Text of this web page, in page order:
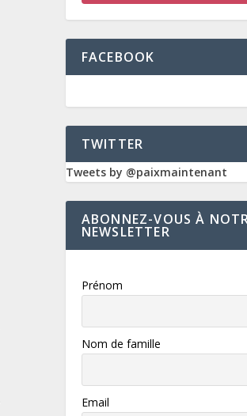
FACEBOOK
TWITTER
Tweets by @paixmaintenant
ABONNEZ-VOUS À
NEWSLETTER
Prénom
Nom de famille
Email